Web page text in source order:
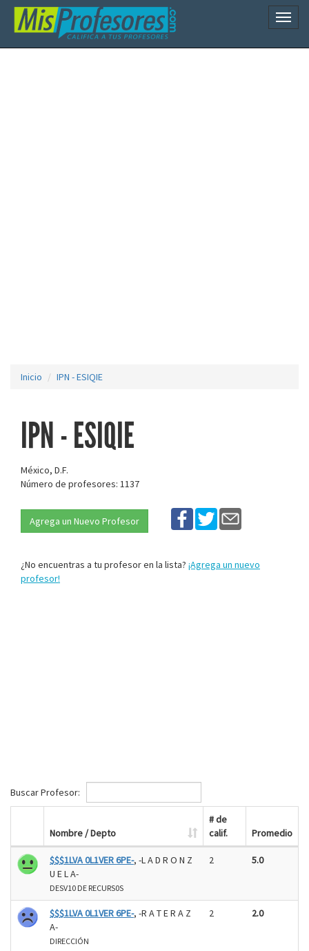
Inicio IPN - ESIQIE
IPN - ESIQIE
México, D.F.
Número de profesores: 1137
Agrega un Nuevo Profesor
¿No encuentras a tu profesor en la lista? ¡Agrega un nuevo
profesor!
Buscar Profesor:
Nombre / Depto
# de
calif.
Promedio
$$$1LVA 0L1VER 6PE-, -L A D R O N Z
U E L A-
DESV10 DE RECURS0S
2 5.0
$$$1LVA 0L1VER 6PE-, -R A T E R A Z
A-
DIRECCIÓN
2 2.0